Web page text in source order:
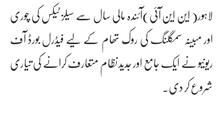
لاہور( این این آئی)آئندہ مالی سال سے سیلز ٹیکس کی چوری
اور مبینہ سمگلنگ کی روک تھام کے لیے فیڈرل بورڈ آف
ریونیو نے ایک جامع اور جدید نظام متعارف کرانے کی تیاری
شروع کر دی۔